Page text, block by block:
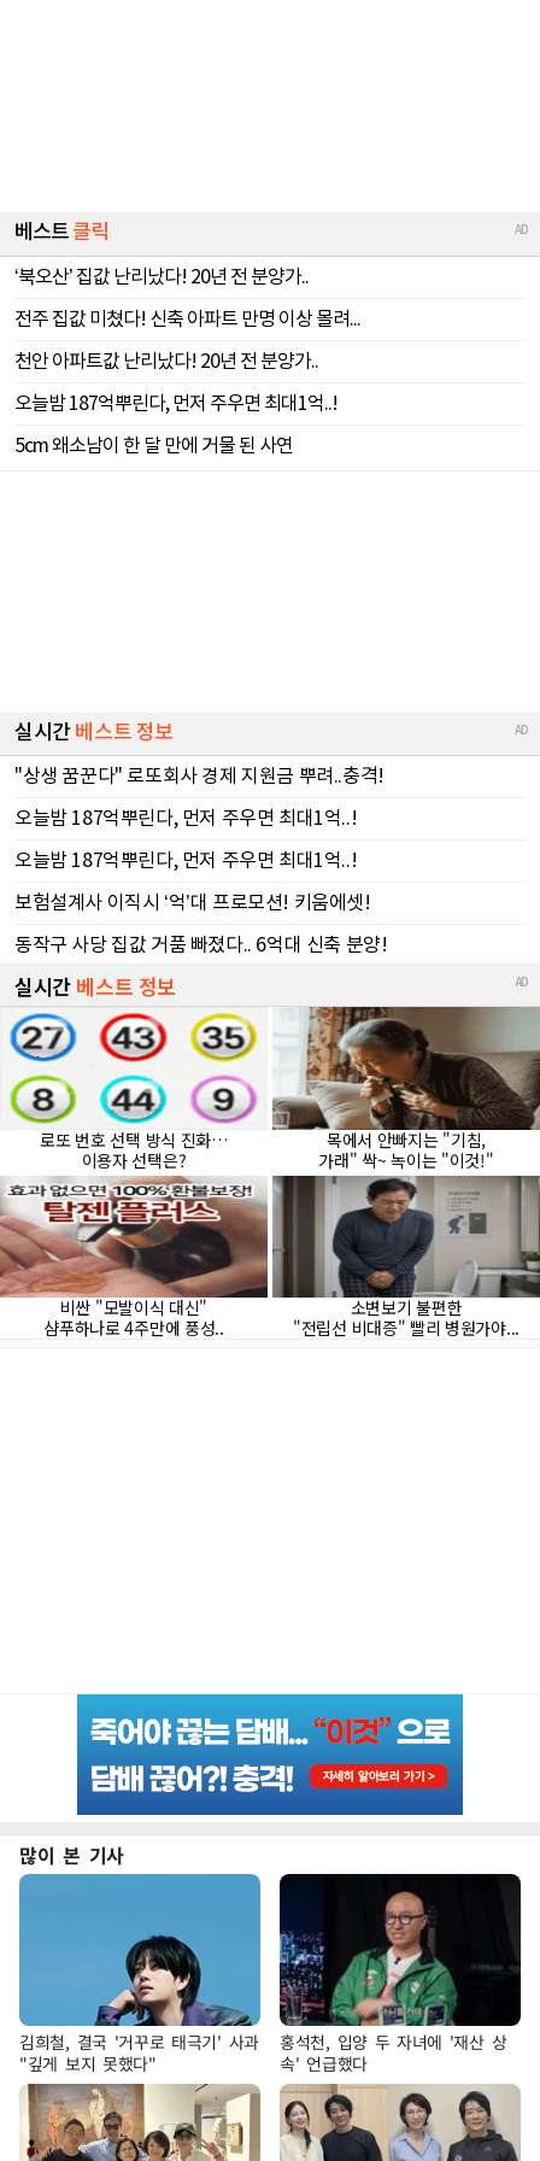
많이 본 기사
김희철, 결국 '거꾸로 태극기' 사과
"깊게 보지 못했다"
홍석천, 입양 두 자녀에 '재산 상
속' 언급했다